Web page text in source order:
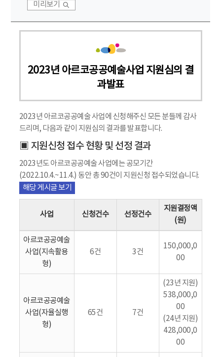
미리보기
2023년 아르코공공예술사업 지원심의 결
과발표
2023년 아르코공공예술 사업에 신청해주신 모든 분들께 감사
드리며, 다음과 같이 지원심의 결과를 발표합니다.
▣ 지원신청 접수 현황 및 선정 결과
2023년도 아르코공공예술 사업에는 공모기간
(2022.10.4.~11.4.) 동안 총 90건이 지원신청 접수되었습니다.
해당 게시글 보기
사업 신청건수 선정건수
지원결정액
(원)
아르코공공예술
사업(지속활용
형)
6건 3건
150,000,0
00
아르코공공예술
사업(자율실행
형)
65건 7건
(23년 지원)
538,000,0
00
(24년 지원)
428,000,0
00